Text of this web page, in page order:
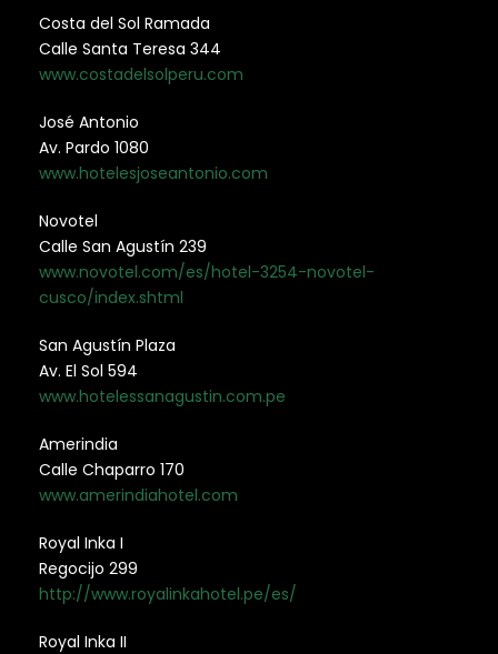
Costa del Sol Ramada
Calle Santa Teresa 344
www.costadelsolperu.com
José Antonio
Av. Pardo 1080
www.hotelesjoseantonio.com
Novotel
Calle San Agustín 239
www.novotel.com/es/hotel-3254-novotel-
cusco/index.shtml
San Agustín Plaza
Av. El Sol 594
www.hotelessanagustin.com.pe
Amerindia
Calle Chaparro 170
www.amerindiahotel.com
Royal Inka I
Regocijo 299
http://www.royalinkahotel.pe/es/
Royal Inka II